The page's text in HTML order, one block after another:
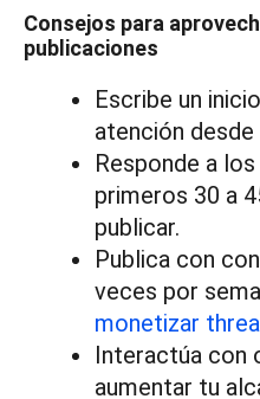
Consejos para
publicaciones
Escribe un
atención desde
Responde a
primeros 30 a
publicar.
Publica con
veces por
monetizar
Interactúa con
aumentar tu